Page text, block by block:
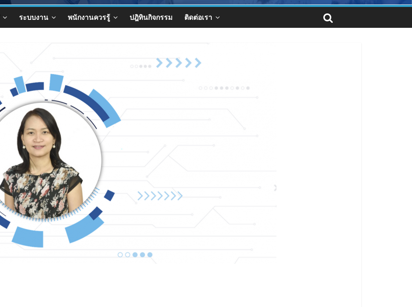
ระบบงาน พนักงานควรรู้ ปฎิทินกิจกรรม ติดต่อเรา